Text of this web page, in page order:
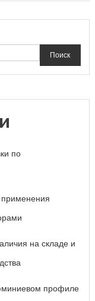
Поиск
по
на складе и
профиле